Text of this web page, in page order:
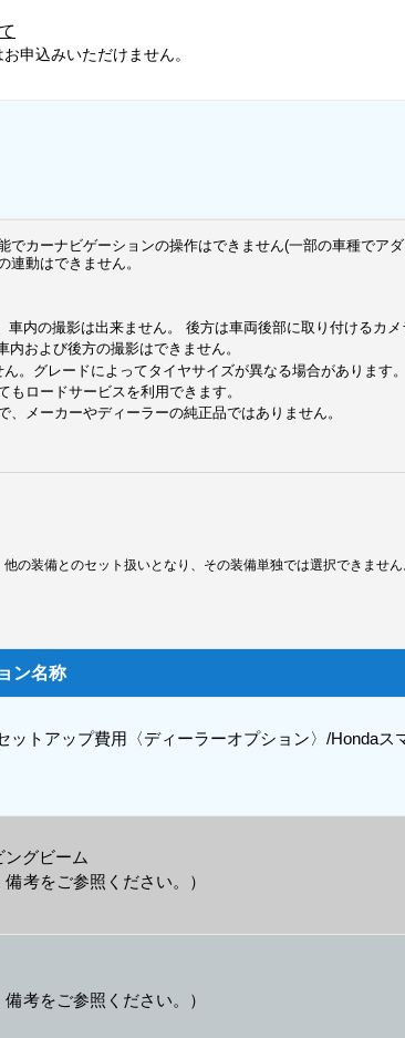
お申込みいただけません。
カーナビゲーションの操作はできません(一部の車種でア
動はできません。
の撮影は出来ません。 後方は車両後部に取り付けるカメ
および後方の撮影はできません。
グレードによってタイヤサイズが異なる場合があります。
ロードサービスを利用できます。
メーカーやディーラーの純正品ではありません。
の装備とのセット扱いとなり、その装備単独では選択できません
ン名称
ットアップ費用〈ディーラーオプション〉/Hondaス
グビーム
考をご参照ください。）
考をご参照ください。）